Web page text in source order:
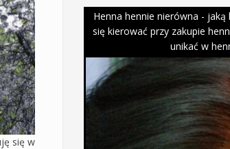
się w
Henna hennie nierówna - jaką
się kierować przy zakupie
unikać w